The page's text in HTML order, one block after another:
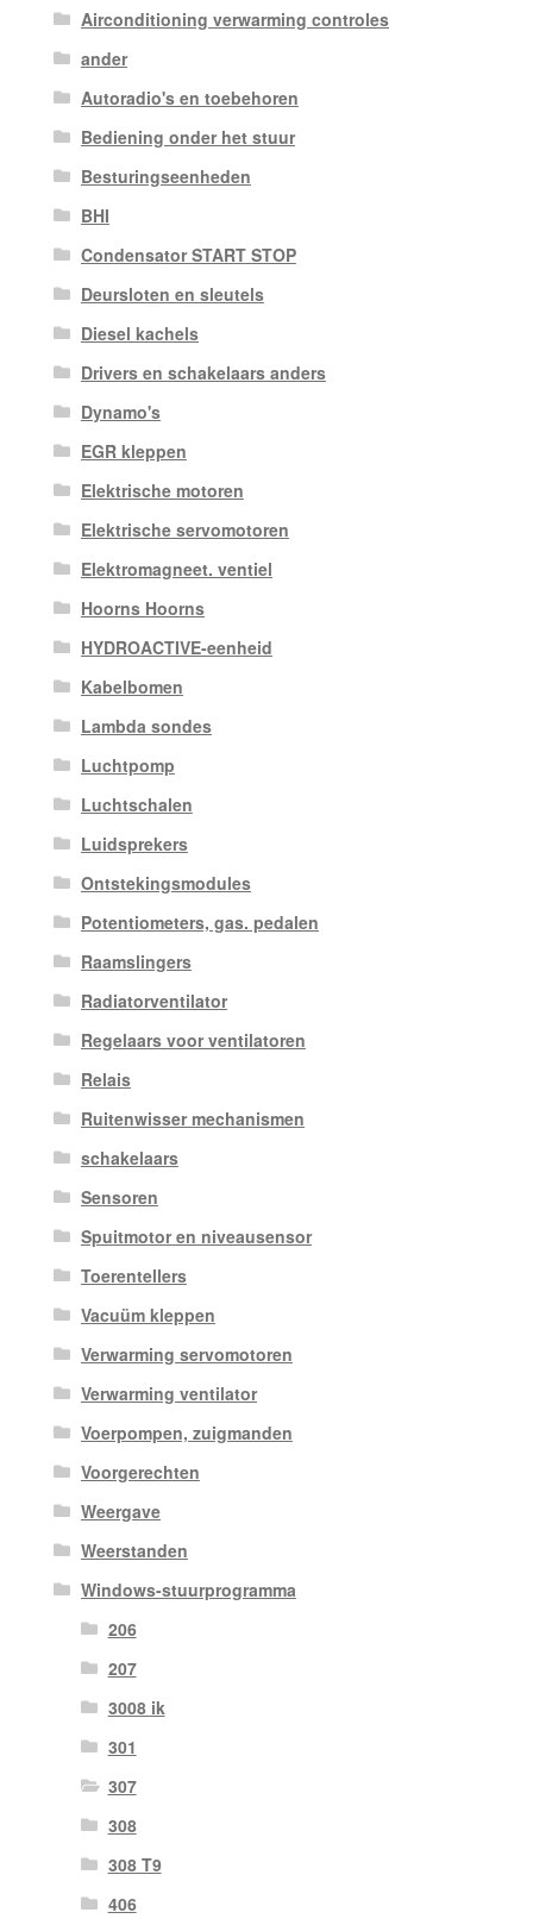
Airconditioning verwarming controles
ander
Autoradio's en toebehoren
Bediening onder het stuur
Besturingseenheden
BHI
Condensator START STOP
Deursloten en sleutels
Diesel kachels
Drivers en schakelaars anders
Dynamo's
EGR kleppen
Elektrische motoren
Elektrische servomotoren
Elektromagneet. ventiel
Hoorns Hoorns
HYDROACTIVE-eenheid
Kabelbomen
Lambda sondes
Luchtpomp
Luchtschalen
Luidsprekers
Ontstekingsmodules
Potentiometers, gas. pedalen
Raamslingers
Radiatorventilator
Regelaars voor ventilatoren
Relais
Ruitenwisser mechanismen
schakelaars
Sensoren
Spuitmotor en niveausensor
Toerentellers
Vacuüm kleppen
Verwarming servomotoren
Verwarming ventilator
Voerpompen, zuigmanden
Voorgerechten
Weergave
Weerstanden
Windows-stuurprogramma
206
207
3008 ik
301
307
308
308 T9
406